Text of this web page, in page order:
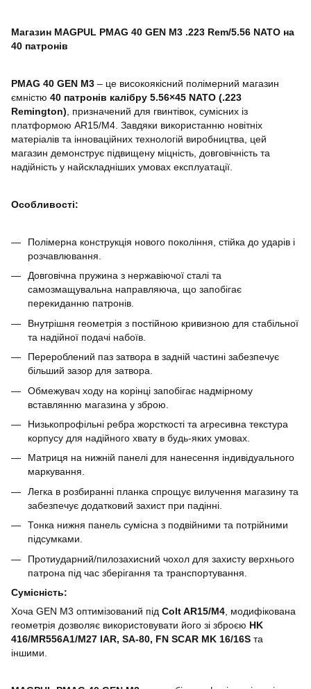
Магазин MAGPUL PMAG 40 GEN M3 .223 Rem/5.56 NATO на
40 патронів
PMAG 40 GEN M3 – це високоякісний полімерний магазин
ємністю 40 патронів калібру 5.56×45 NATO (.223
Remington) , призначений для гвинтівок, сумісних із
платформою AR15/M4. Завдяки використанню новітніх
матеріалів та інноваційних технологій виробництва, цей
магазин демонструє підвищену міцність, довговічність та
надійність у найскладніших умовах експлуатації.
Особливості:
Полімерна конструкція нового покоління, стійка до ударів і
розчавлювання.
Довговічна пружина з нержавіючої сталі та
самозмащувальна направляюча, що запобігає
перекиданню патронів.
Внутрішня геометрія з постійною кривизною для стабільної
та надійної подачі набоїв.
Перероблений паз затвора в задній частині забезпечує
більший зазор для затвора.
Обмежувач ходу на корінці запобігає надмірному
вставлянню магазина у зброю.
Низькопрофільні ребра жорсткості та агресивна текстура
корпусу для надійного хвату в будь-яких умовах.
Матриця на нижній панелі для нанесення індивідуального
маркування.
Легка в розбиранні планка спрощує вилучення магазину та
забезпечує додатковий захист при падінні.
Тонка нижня панель сумісна з подвійними та потрійними
підсумками.
Протиударний/пилозахисний чохол для захисту верхнього
патрона під час зберігання та транспортування.
Сумісність:
Хоча GEN M3 оптимізований під Colt AR15/M4 , модифікована
геометрія дозволяє використовувати його зі зброєю HK
416/MR556A1/M27 IAR, SA-80, FN SCAR MK 16/16S та
іншими.